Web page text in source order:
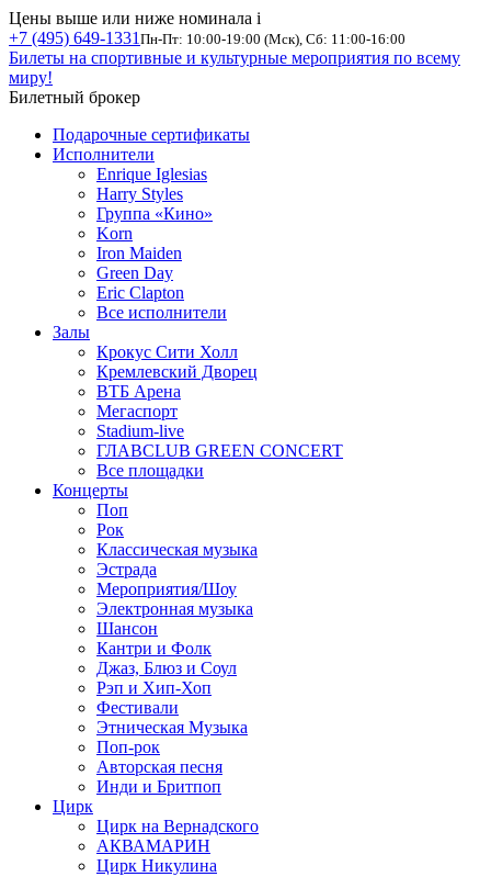
Цены выше или ниже номинала i
+7 (495) 649-1331 Пн-Пт: 10:00-19:00 (Мск), Сб: 11:00-16:00
Билеты на спортивные и культурные мероприятия по всему
миру!
Билетный брокер
Подарочные сертификаты
Исполнители
Enrique Iglesias
Harry Styles
Группа «Кино»
Korn
Iron Maiden
Green Day
Eric Clapton
Все исполнители
Залы
Крокус Сити Холл
Кремлевский Дворец
ВТБ Арена
Мегаспорт
Stadium-live
ГЛАВCLUB GREEN CONCERT
Все площадки
Концерты
Поп
Рок
Классическая музыка
Эстрада
Мероприятия/Шоу
Электронная музыка
Шансон
Кантри и Фолк
Джаз, Блюз и Соул
Рэп и Хип-Хоп
Фестивали
Этническая Музыка
Поп-рок
Авторская песня
Инди и Бритпоп
Цирк
Цирк на Вернадского
АКВАМАРИН
Цирк Никулина